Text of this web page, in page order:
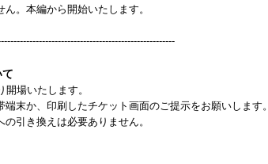
。本編から開始いたします。
場いたします。
端末か、印刷したチケット画面のご提示をお願いします。
引き換えは必要ありません。